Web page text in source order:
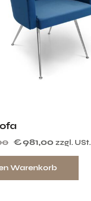
€981,00 zzgl. USt.
Warenkorb